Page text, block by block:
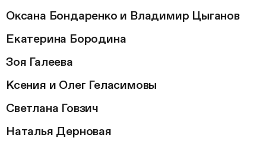
Оксана Бондаренко и Владимир Цыганов
Екатерина Бородина
Зоя Галеева
Ксения и Олег Геласимовы
Светлана Говзич
Наталья Дерновая